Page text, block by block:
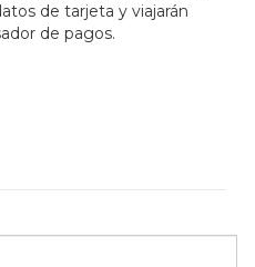
de tarjeta y viajarán
de pagos.